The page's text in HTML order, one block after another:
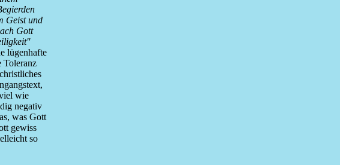
Geist und
Gott
lügenhafte
Toleranz
wie
negativ
was Gott
gewiss
so